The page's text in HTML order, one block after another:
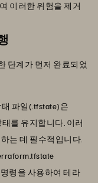
이러한 위험을 제거
단계가 먼저 완료되었
파일(.tfstate)은
를 유지합니다. 이러
는 데 필수적입니다.
령을 사용하여 테라